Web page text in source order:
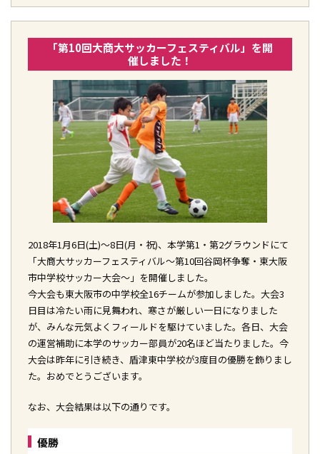
「第10回大商大サッカーフェスティバル」を開
催しました！
2018年1月6日(土)～8日(月・祝)、本学第1・第2グラウンドにて
「大商大サッカーフェスティバル～第10回谷岡杯争奪・東大阪
市中学校サッカー大会～」を開催しました。
今大会も東大阪市の中学校全16チームが参加しました。大会3
日目は冷たい雨に見舞われ、寒さが厳しい一日になりました
が、みんな元気よくフィールドを駆けていました。各日、大会
の運営補助に本学のサッカー部員が20名ほど当たりました。今
大会は昨年に引き続き、盾津東中学校が3度目の優勝を飾りまし
た。おめでとうございます。
なお、大会結果は以下の通りです。
優勝